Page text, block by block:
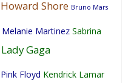
Howard Shore Bruno Mars
Melanie Martinez Sabrina
Lady Gaga
Pink Floyd Kendrick Lamar